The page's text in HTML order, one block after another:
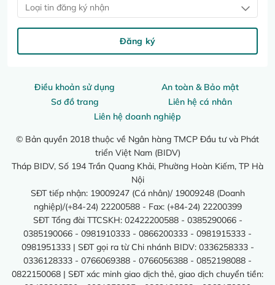
Điều khoản sử dụng
An toàn & Bảo mật
Sơ đồ trang
Liên hệ cá nhân
Liên hệ doanh nghiệp
© Bản quyền 2018 thuộc về Ngân hàng TMCP Đầu tư và Phát
triển Việt Nam (BIDV)
Tháp BIDV, Số 194 Trần Quang Khải, Phường Hoàn Kiếm, TP Hà
Nội
SĐT tiếp nhận: 19009247 (Cá nhân)/ 19009248 (Doanh
nghiệp)/(+84-24) 22200588 - Fax: (+84-24) 22200399
SĐT Tổng đài TTCSKH: 02422200588 - 0385290066 -
0385190066 - 0981910333 - 0866200333 - 0981915333 -
0981951333 | SĐT gọi ra từ Chi nhánh BIDV: 0336258333 -
0336128333 - 0766069388 - 0766056388 - 0852198088 -
0822150068 | SĐT xác minh giao dịch thẻ, giao dịch chuyển tiền:
Loại tin đăng ký nhận
Đăng ký